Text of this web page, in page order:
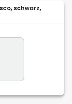
schwarz,